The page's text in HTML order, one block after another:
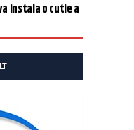
instala o cutie a